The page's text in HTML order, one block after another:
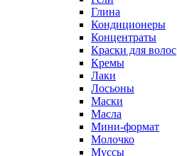
Глина
Кондиционеры
Концентраты
Краски для волос
Кремы
Лаки
Лосьоны
Маски
Масла
Мини-формат
Молочко
Муссы